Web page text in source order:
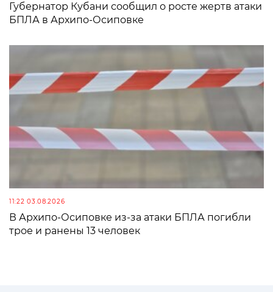
Губернатор Кубани сообщил о росте жертв атаки
БПЛА в Архипо-Осиповке
11:22 03.08.2026
В Архипо-Осиповке из-за атаки БПЛА погибли
трое и ранены 13 человек